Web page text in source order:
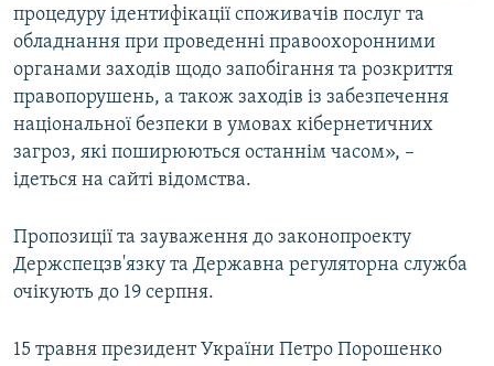
процедуру ідентифікації споживачів послуг та
обладнання при проведенні правоохоронними
органами заходів щодо запобігання та розкриття
правопорушень, а також заходів із забезпечення
національної безпеки в умовах кібернетичних
загроз, які поширюються останнім часом», –
ідеться на сайті відомства.
Пропозиції та зауваження до законопроекту
Держспецзв'язку та Державна регуляторна служба
очікують до 19 серпня.
15 травня президент України Петро Порошенко